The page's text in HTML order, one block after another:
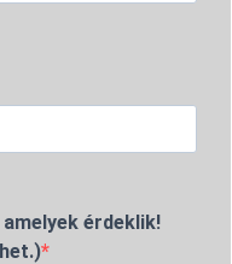
érdeklik!